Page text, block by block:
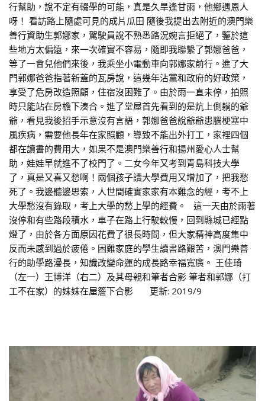
行幫助，說不定有輟學的可能，真是久旱逢甘雨，他鄉遇恩人
呀！ 看訪路上隨處可見的成片瓜田 隨後我提出去附近的澳門樂
善行資助生郭娜家，駕駛員說不熟悉路況婉言拒絕了，鑒於這
些地方太偏遠，來一次確實不容易，隨即我聯繫了郭娜爸爸，
等了一會兒他們來後，我乘坐小電動車向郭娜家前行。進了大
門郭娜爸爸指著新蓋的瓦房說，這幾年沾黨和政府的好政策，
享受了危房改造照顧，住宿沒困難了。由於雨一直未停，拍照
時只能站在房檐下湊合。進了堂屋首先看到的是炕上側躺的爺
爺，看見我後招手示意沒有言語，郭娜爸爸說爺爺患腦梗塞中
風疾病，需要他長年在家照顧，導致不能出外打工，家裡四個
都在讀書的費用大，如果不是澳門樂善行和揚州愛心人士幫
助，娃娃早就進不了校門了。二女今年又考到青島科技大學
了，真是又喜又愁啊！兩個孩子讀大學費用又增加了，把我愁
死了。我邊聽邊思索，人世間確實家家有本難念的經，考不上
大學愁沒有錄取，考上大學的愁上學的經費。 這一天由於雨著
沒停和有些路段積水，車子在路上行駛較慢，回到縣城已經點
燈了，由於各方面原因花費了很長時間，但大家精神高度集中
反而未感到過於疲倦。困難家庭的學生讀書路艱苦，澳門樂善
行的助學路漫長，知識改變命運的成長路幸福寬廣。 王佳琦
（左一）王博洋（右二）及其母親和筆者合影 筆者和郭娜（打
工不在家）的妹妹在屋簷下合影 更新: 2019/9